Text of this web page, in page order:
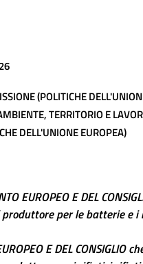
(POLITICHE
TERRITORIO E
DELL'UNIONE EUROPEA)
EUROPEO E DEL
per le batterie
E DEL